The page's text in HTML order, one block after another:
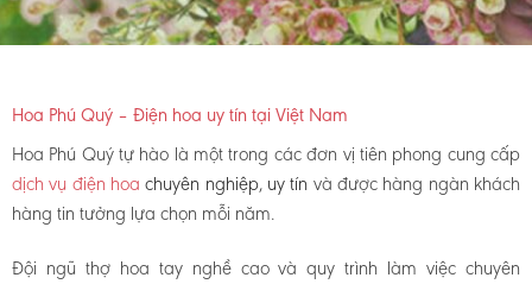
Hoa Phú Quý – Điện hoa uy tín tại Việt Nam
Hoa Phú Quý tự hào là một trong các đơn vị tiên phong cung cấp
dịch vụ điện hoachuyên nghiệp, uy tín và được hàng ngàn khách
hàng tin tưởng lựa chọn mỗi năm.
Đội ngũ thợ hoa tay nghề cao và quy trình làm việc chuyên